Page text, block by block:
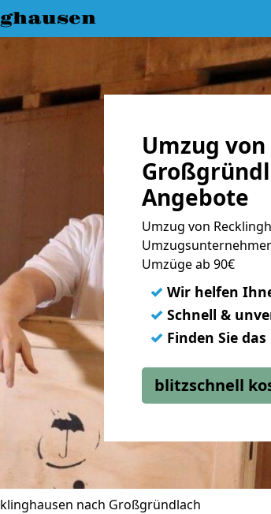
Umzug
Angebote
Umzug von
Umzüge ab 90€
✓ Wir helfen
✓ Schnell &
✓ Finden Sie
blitzschnell
nach Großgründlach